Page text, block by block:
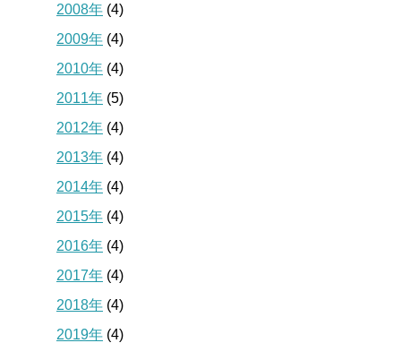
2008年 (4)
2009年 (4)
2010年 (4)
2011年 (5)
2012年 (4)
2013年 (4)
2014年 (4)
2015年 (4)
2016年 (4)
2017年 (4)
2018年 (4)
2019年 (4)